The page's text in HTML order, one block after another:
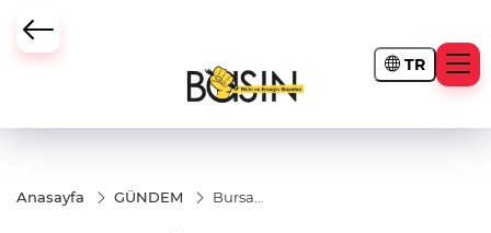
TR
Anasayfa GÜNDEM
Bursa